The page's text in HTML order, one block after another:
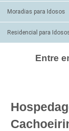
Moradias para Idosos
Residencial para
Entre